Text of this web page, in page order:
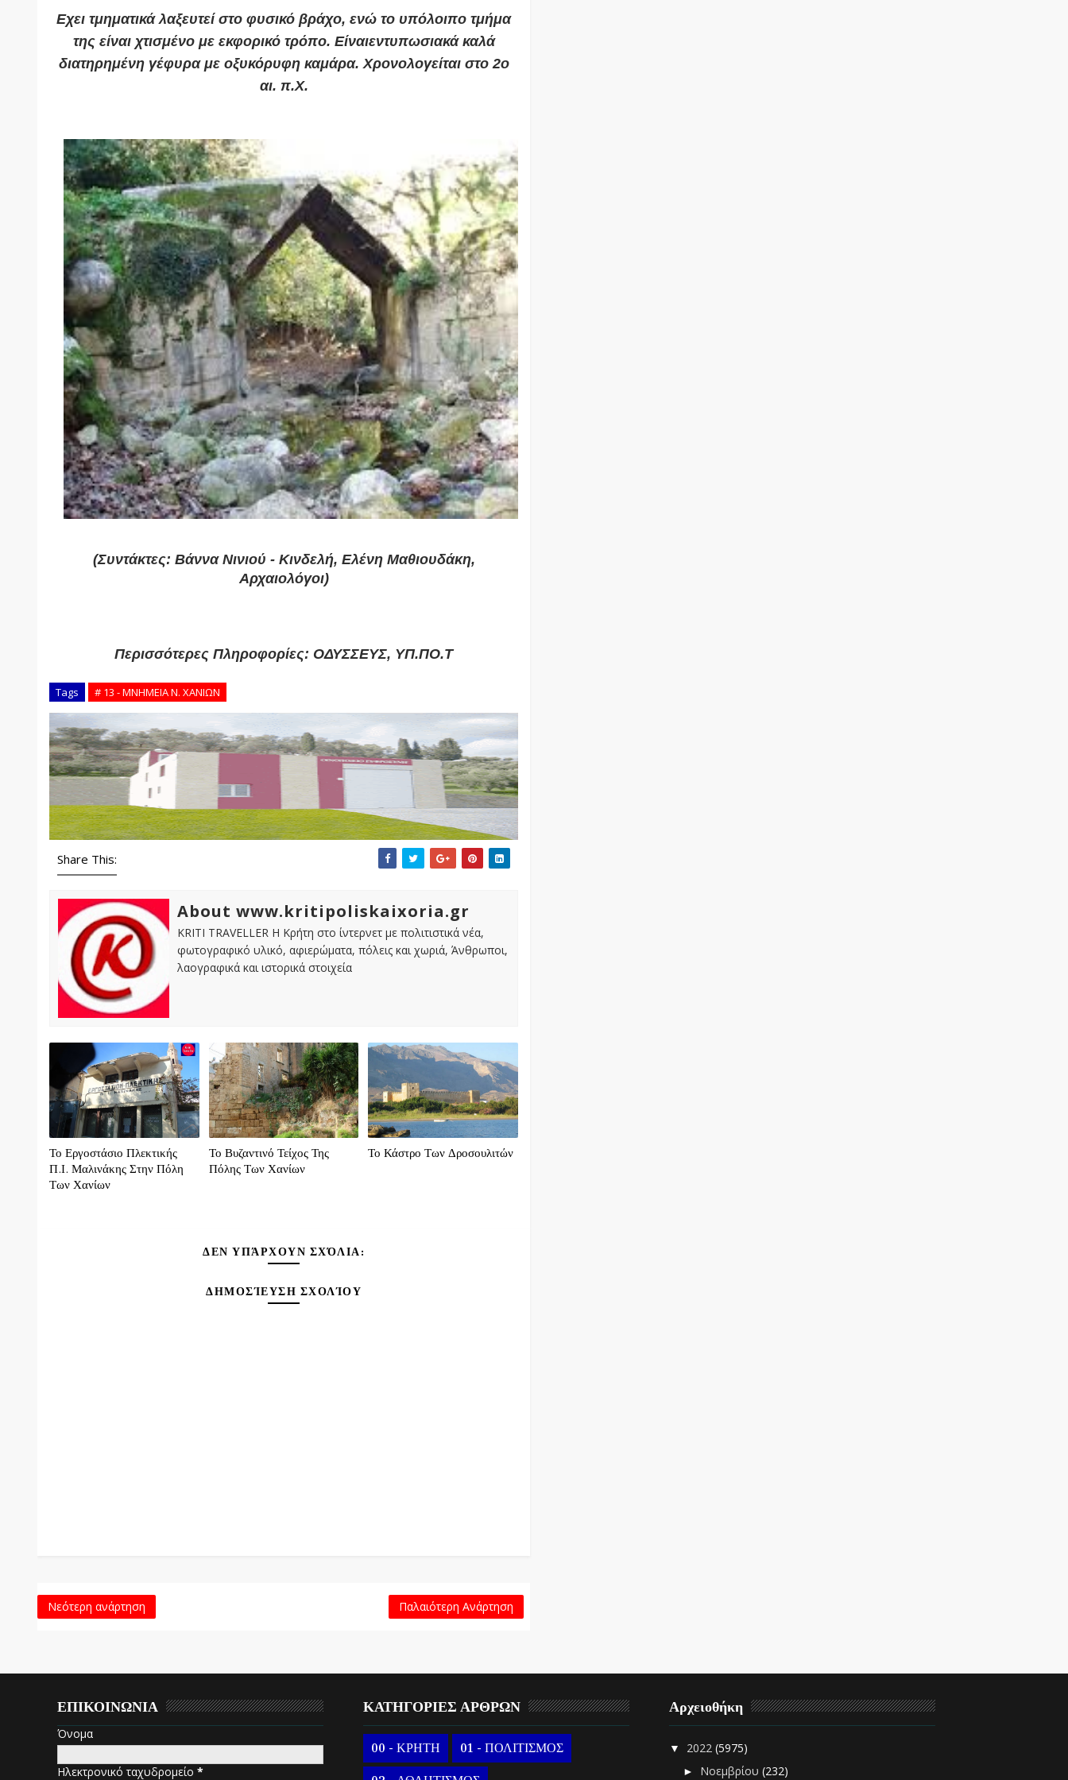
Εχει τμηματικά λαξευτεί στο φυσικό βράχο, ενώ το υπόλοιπο τμήμα
της είναι χτισμένο με εκφορικό τρόπο. Είναιεντυπωσιακά καλά
διατηρημένη γέφυρα με οξυκόρυφη καμάρα.Χρονολογείται στο 2ο
αι. π.Χ.
(Συντάκτες: Βάννα Νινιού - Κινδελή, Ελένη Μαθιουδάκη,
Αρχαιολόγοι)
Περισσότερες Πληροφορίες: ΟΔΥΣΣΕΥΣ, ΥΠ.ΠΟ.Τ
Tags # 13 - ΜΝΗΜΕΙΑ Ν. ΧΑΝΙΩΝ
Share This:
About www.kritipoliskaixoria.gr
KRITI TRAVELLER Η Κρήτη στο ίντερνετ με πολιτιστικά νέα,
φωτογραφικό υλικό, αφιερώματα, πόλεις και χωριά, Άνθρωποι,
λαογραφικά και ιστορικά στοιχεία
Το Εργοστάσιο Πλεκτικής
Π.Ι. Μαλινάκης Στην Πόλη
Των Χανίων
Το Βυζαντινό Τείχος Της
Πόλης Των Χανίων
Το Κάστρο Των Δροσουλιτών
ΔΕΝ ΥΠΆΡΧΟΥΝ ΣΧΌΛΙΑ:
ΔΗΜΟΣΊΕΥΣΗ ΣΧΟΛΊΟΥ
Νεότερη ανάρτηση Παλαιότερη Ανάρτηση
ΕΠΙΚΟΙΝΩΝΙΑ
Όνομα
Ηλεκτρονικό ταχυδρομείο *
ΚΑΤΗΓΟΡΙΕΣ ΑΡΘΡΩΝ
00 - ΚΡΗΤΗ 01 - ΠΟΛΙΤΙΣΜΟΣ
Αρχειοθήκη
▼ 2022 (5975)
► Νοεμβρίου (232)